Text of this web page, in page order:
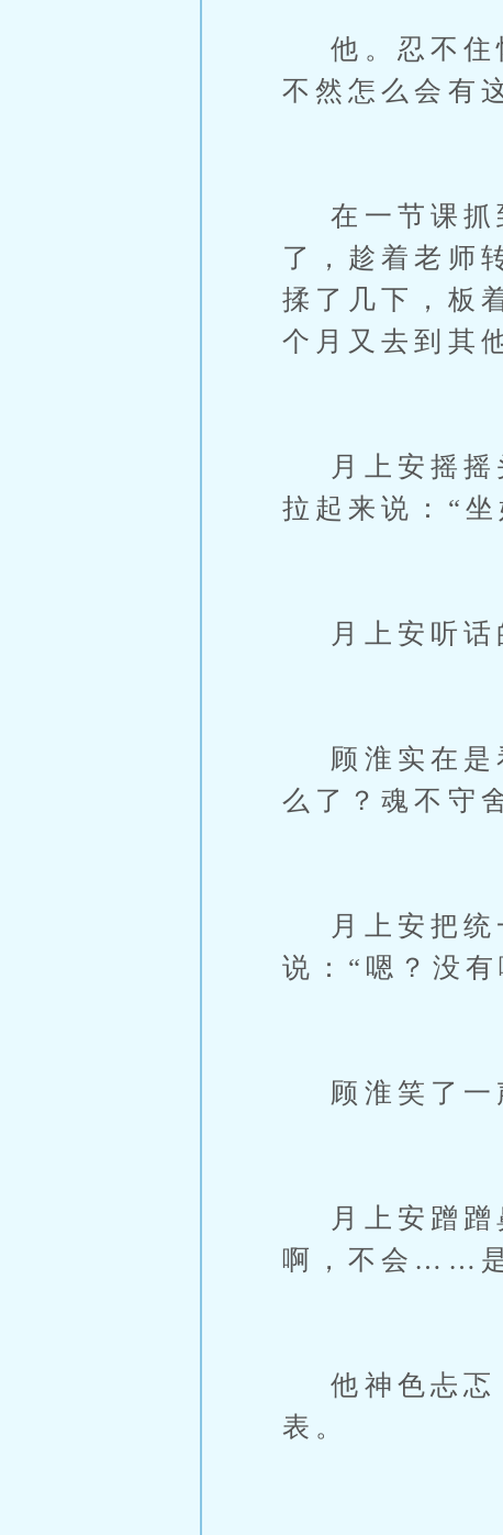
他。忍不住
不然怎么会有
在一节课抓
了，趁着老师
揉了几下，板
个月又去到其
月上安摇摇
拉起来说：“
月上安听话
顾淮实在是
么了？魂不守
月上安把统
说：“嗯？没有
顾淮笑了一
月上安蹭蹭
啊，不会……
他神色忐忑
表。